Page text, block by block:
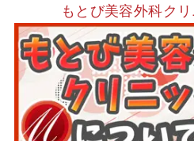
もとび美容外科ク